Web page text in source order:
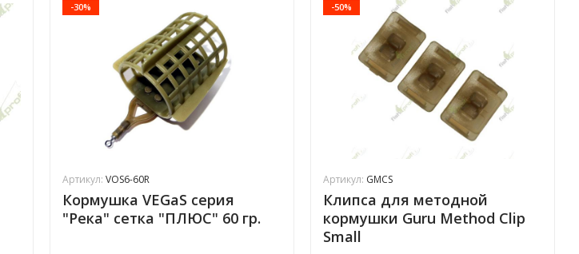
-30%
Артикул: VOS6-60R
Кормушка VEGaS серия
"Река" сетка "ПЛЮС" 60 гр.
-50%
Артикул: GMCS
Клипса для методной
кормушки Guru Method Clip
Small